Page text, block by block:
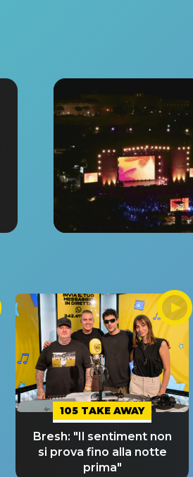
105 TAKE AWAY
Bresh: "Il sentiment non
si prova fino alla notte
prima"